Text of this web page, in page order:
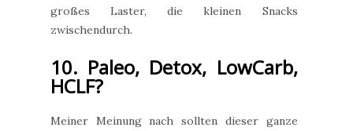
großes Laster, die kleinen Snacks
zwischendurch.
10. Paleo, Detox, LowCarb,
HCLF?
Meiner Meinung nach sollten dieser ganze